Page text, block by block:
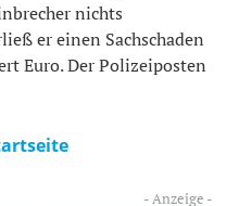
nichts
er einen Sachschaden
Euro. Der Polizeiposten